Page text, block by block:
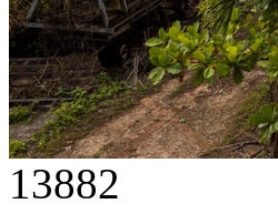
13882